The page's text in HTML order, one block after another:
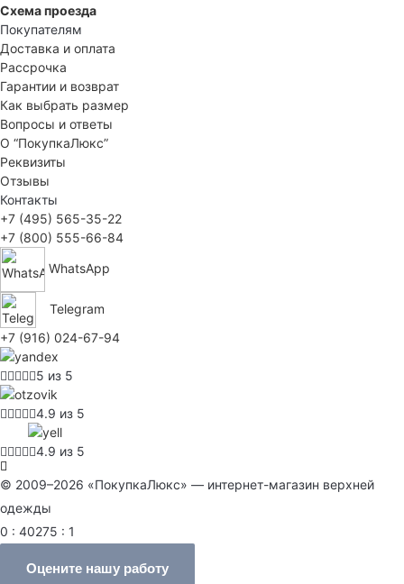
Схема проезда
Покупателям
Доставка и оплата
Рассрочка
Гарантии и возврат
Как выбрать размер
Вопросы и ответы
О “ПокупкаЛюкс”
Реквизиты
Отзывы
Контакты
+7 (495) 565-35-22
+7 (800) 555-66-84
WhatsApp
Telegram
+7 (916) 024-67-94
5 из 5
4.9 из 5
4.9 из 5
© 2009–2026 «ПокупкаЛюкс» — интернет-магазин верхней
одежды
0 : 40275 : 1
Оцените нашу работу